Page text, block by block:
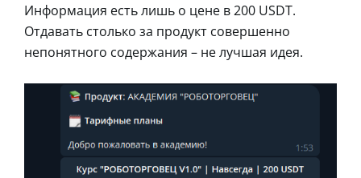
Информация есть лишь о цене в 200 USDT.
Отдавать столько за продукт совершенно
непонятного содержания – не лучшая идея.